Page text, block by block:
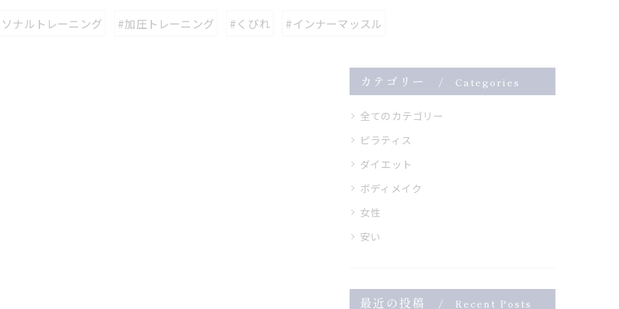
ナルトレーニング #加圧トレーニング #くびれ #インナーマッスル
カテゴリー Categories
全てのカテゴリー
ピラティス
ダイエット
ボディメイク
女性
安い
最近の投稿 Recent Posts